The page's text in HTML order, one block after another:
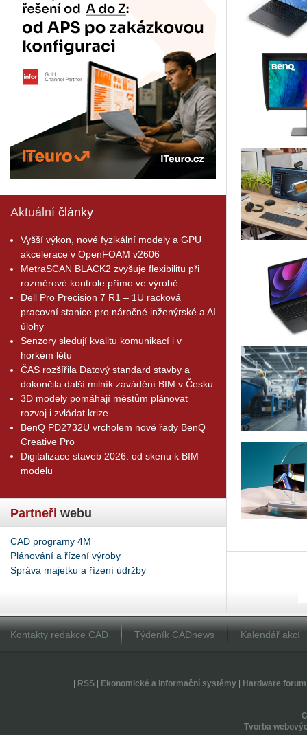
Aktuální články
Vyšší výkon, nové fyzikální modely a GPU
akcelerace v OpenFOAM v2606
MetraSCAN BLACK2 zvyšuje flexibilitu při
rozměrové kontrole přímo ve výrobě
Dell Pro Precision 7 R1 – 1U racková
pracovní stanice pro náročné inženýrské a AI
úlohy
Senzory sledují kvalitu komunikací i v
horkém létu
ČAS rozšířila Datový standard stavby a
dokončila další milník zavádění BIM v Česku
3D modely pomáhají městům plánovat
rozvoj i zvládat krize
BenQ PD2732U vrcholem nové řady BenQ
Creative Pro
Digitalizace staveb 2026: od skenu k BIM
modelu
Partneři webu
CAD programy 4M
Plánování a řízení výroby
Správa majetku a řízení údržby
Kontakty redakce CAD Týdeník CADnews Kalendář akcí
RSS| Ekonomické a informační systémy| Hardware forum
Tvorba